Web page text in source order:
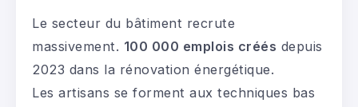
Le secteur du bâtiment recrute
massivement. 100 000 emplois créés depuis
2023 dans la rénovation énergétique.
Les artisans se forment aux techniques bas